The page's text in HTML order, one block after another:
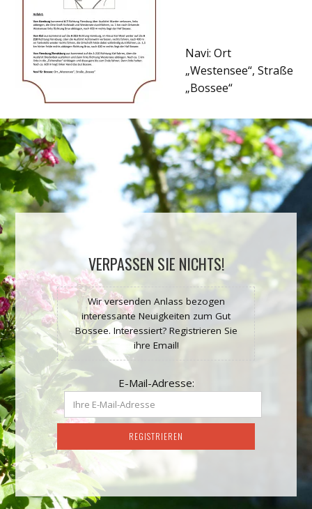
Navi: Ort
„Westensee“, Straße
„Bossee“
VERPASSEN SIE NICHTS!
Wir versenden Anlass bezogen
interessante Neuigkeiten zum Gut
Bossee. Interessiert? Registrieren Sie
ihre Email!
E-Mail-Adresse: